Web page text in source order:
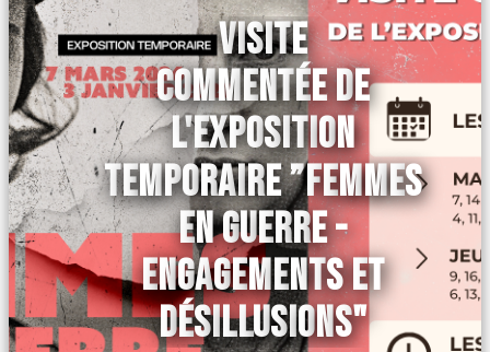
VISITE
COMMENTÉE DE
L'EXPOSITION
TEMPORAIRE ”FEMMES
EN GUERRE -
ENGAGEMENTS ET
DÉSILLUSIONS"